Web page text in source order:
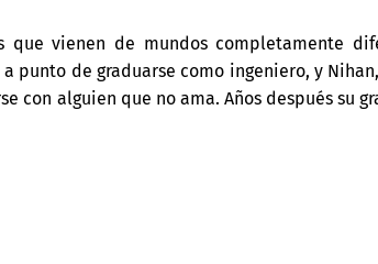
vienen de mundos completamente
punto de graduarse como ingeniero, y
con alguien que no ama. Años después su